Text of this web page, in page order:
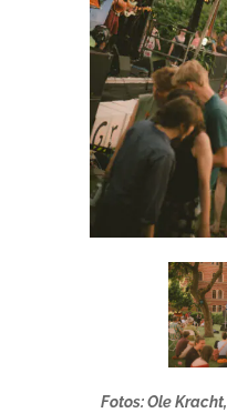
Fotos: Ole Kracht,